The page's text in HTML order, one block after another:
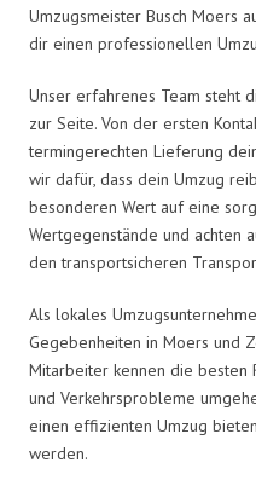
Umzugsmeister Busch Moers
dir einen professionellen
Unser erfahrenes Team steht
zur Seite. Von der ersten
termingerechten Lieferung
wir dafür, dass dein Umzug
besonderen Wert auf eine
Wertgegenstände und achten
den transportsicheren
Als lokales
Gegebenheiten in Moers und
Mitarbeiter kennen die besten
und Verkehrsprobleme
einen effizienten Umzug
werden.